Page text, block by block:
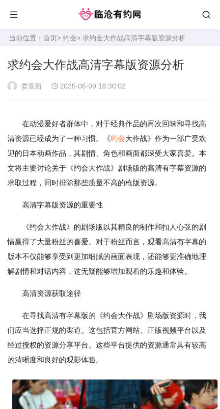
当前位置： 首页> 约会> 求约会大作战高清字幕版资源分析
求约会大作战高清字幕版资源分析
娄萱新 2025-06-09 18:30:02
在动漫爱好者群体中，对于经典作品的再次回味和寻找高
清资源已经成为了一种习惯。《约会大作战》作为一部广受欢
迎的日本动画作品，其剧情、角色和画面都深受大家喜爱。本
文将主要讨论关于《约会大作战》剧场版的高清有字幕资源的
求取过程，同时排除那些质量不高的枪版资源。
高清字幕版资源的重要性
《约会大作战》的剧场版以其精良的制作和扣人心弦的剧
情赢得了大量粉丝的喜爱。对于粉丝而言，观看高清有字幕的
版本不仅能够享受到更加细腻的画面表现，还能够更准确地理
解剧情和对话内容，这无疑能够增加观看的乐趣和体验。
高清资源获取途径
在寻找高清有字幕版的《约会大作战》剧场版资源时，我
们应当选择正规的渠道。这包括官方网站、正版视频平台以及
经过授权的资源分享平台。这些平台提供的资源通常具有较高
的清晰度和良好的观影体验。